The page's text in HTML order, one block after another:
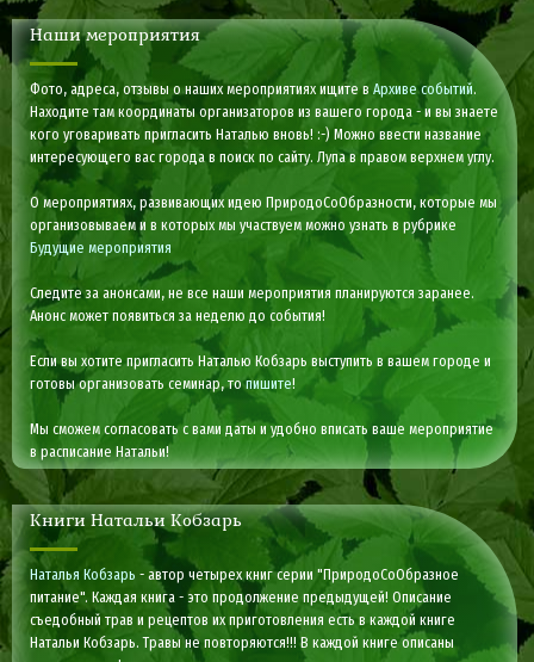
Наши мероприятия
Фото, адреса, отзывы о наших мероприятиях ищите вАрхиве событий.
Находите там координаты организаторов из вашего города - и вы знаете
кого уговаривать пригласить Наталью вновь! :-) Можно ввести название
интересующего вас города в поиск по сайту. Лупа в правом верхнем углу.
О мероприятиях, развивающих идею ПриродоСоОбразности, которые мы
организовываем и в которых мы участвуем можно узнать в рубрике
Будущие мероприятия
Следите за анонсами, не все наши мероприятия планируются заранее.
Анонс может появиться за неделю до события!
Если вы хотите пригласить Наталью Кобзарь выступить в вашем городе и
готовы организовать семинар, топишите!
Мы сможем согласовать с вами даты и удобно вписать ваше мероприятие
в расписание Натальи!
Книги Натальи Кобзарь
Наталья Кобзарь - автор четырех книг серии "ПриродоСоОбразное
питание". Каждая книга - это продолжение предыдущей! Описание
съедобный трав и рецептов их приготовления есть в каждой книге
Натальи Кобзарь. Травы не повторяются!!! В каждой книге описаны